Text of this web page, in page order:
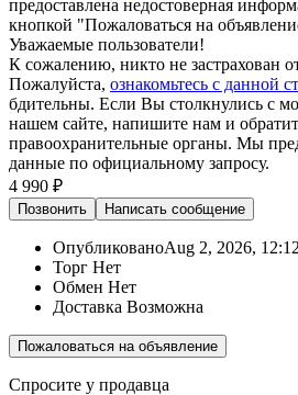
предоставлена недостоверная
кнопкой "Пожаловаться на
Уважаемые пользователи!
К сожалению, никто не застрахован
Пожалуйста, ознакомьтесь с данной
бдительны. Если Вы столкнулись с
нашем сайте, напишите нам и
правоохранительные органы. Мы
данные по официальному запросу.
4 990 ₽
Позвонить Написать сообщение
ОпубликованоAug 2, 2026,
Торг Нет
Обмен Нет
Доставка Возможна
Пожаловаться на объявление
Спросите у продавца